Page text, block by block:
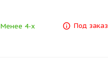
Менее 4-х Под заказ